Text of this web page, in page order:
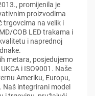
promijenila je
proizvodima
trgovcima na velik i
COB LED trakama i
i naprednoj
metara, posjedujemo
i ISO9001. Naše
Ameriku, Europu,
Naš integrirani model